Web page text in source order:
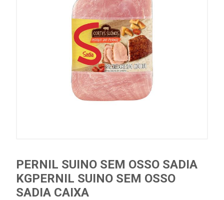
PERNIL SUINO SEM OSSO SADIA
KGPERNIL SUINO SEM OSSO
SADIA CAIXA